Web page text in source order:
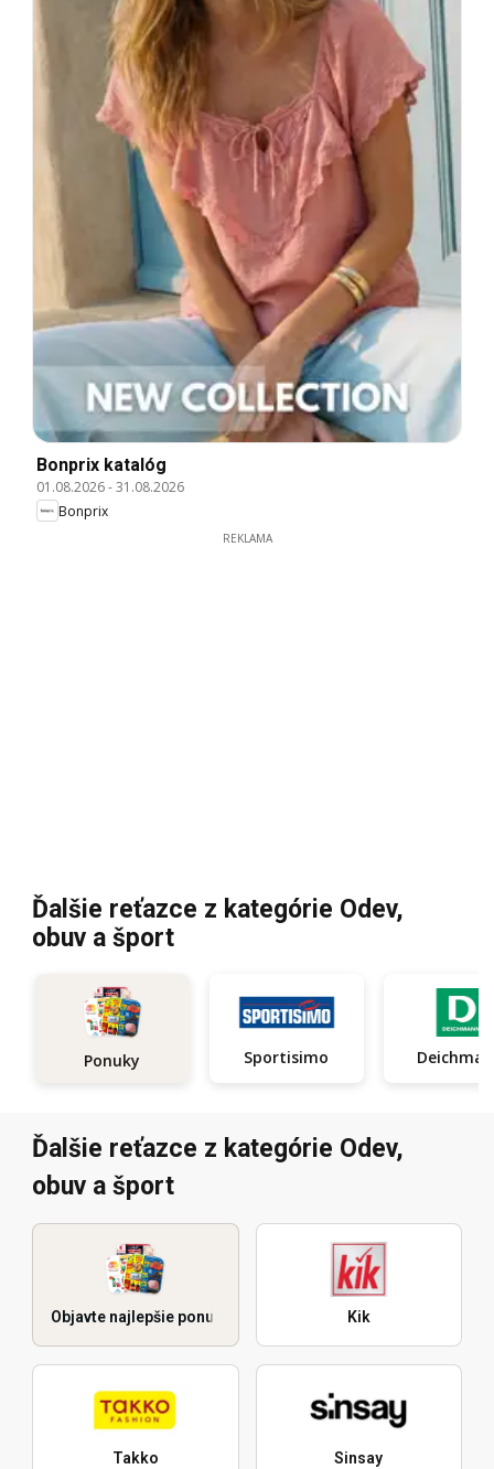
Bonprix katalóg
01.08.2026-31.08.2026
Bonprix
REKLAMA
Ďalšie reťazce z kategórie Odev,
obuv a šport
Ponuky Sportisimo
Ďalšie reťazce z kategórie Odev,
obuv a šport
Objavte najlepšie ponuky Kik
Takko Sinsay